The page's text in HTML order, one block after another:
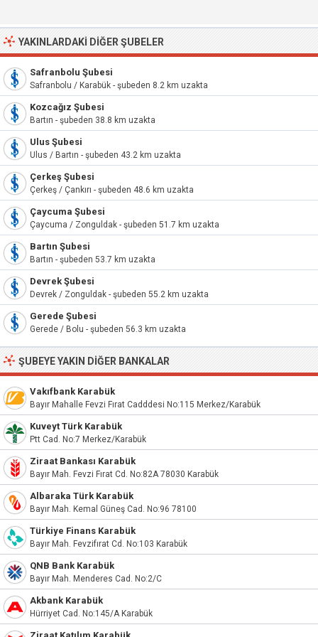
YAKINLARDAKI DIĞER ŞUBELER
Safranbolu Şubesi
Safranbolu / Karabük - şubeden 8.2 km uzakta
Kozcağız Şubesi
Bartın - şubeden 38.8 km uzakta
Ulus Şubesi
Ulus / Bartın - şubeden 43.2 km uzakta
Çerkeş Şubesi
Çerkeş / Çankırı - şubeden 48.6 km uzakta
Çaycuma Şubesi
Çaycuma / Zonguldak - şubeden 51.7 km uzakta
Bartın Şubesi
Bartın - şubeden 53.7 km uzakta
Devrek Şubesi
Devrek / Zonguldak - şubeden 55.2 km uzakta
Gerede Şubesi
Gerede / Bolu - şubeden 56.3 km uzakta
ŞUBEYE YAKIN DIĞER BANKALAR
Vakıfbank Karabük
Bayır Mahalle Fevzi Fırat Cadddesi No:115 Merkez/Karabük
Kuveyt Türk Karabük
Ptt Cad. No:7 Merkez/Karabük
Ziraat Bankası Karabük
Bayır Mah. Fevzi Fırat Cd. No:82A 78030 Karabük
Albaraka Türk Karabük
Bayır Mah. Kemal Güneş Cad. No:96 78100
Türkiye Finans Karabük
Bayır Mah. Fevzifırat Cd. No:103 Karabük
QNB Bank Karabük
Bayır Mah. Menderes Cad. No:2/C
Akbank Karabük
Hürriyet Cad. No:145/A Karabük